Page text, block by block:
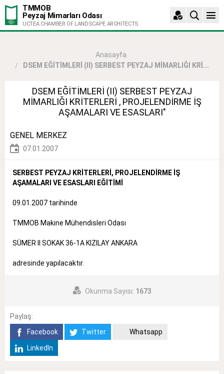
TMMOB
Peyzaj Mimarları Odası
UCTEA CHAMBER OF LANDSCAPE ARCHITECTS
Anasayfa
DSEM EĞİTİMLERİ (II) SERBEST PEYZAJ MİMARLIĞI KRİ...
DSEM EĞİTİMLERİ (II) SERBEST PEYZAJ
MİMARLIĞI KRİTERLERİ , PROJELENDİRME İŞ
AŞAMALARI VE ESASLARI"
GENEL MERKEZ
07.01.2007
SERBEST PEYZAJ KRİTERLERİ, PROJELENDİRME İŞ
AŞAMALARI VE ESASLARI EĞİTİMİ
09.01.2007 tarihinde
TMMOB Makine Mühendisleri Odası
SÜMER II SOKAK 36-1A KIZILAY ANKARA
adresinde yapılacaktır.
Okunma Sayısı: 1673
Paylaş:
Facebook
Twitter
Whatsapp
LinkedIn